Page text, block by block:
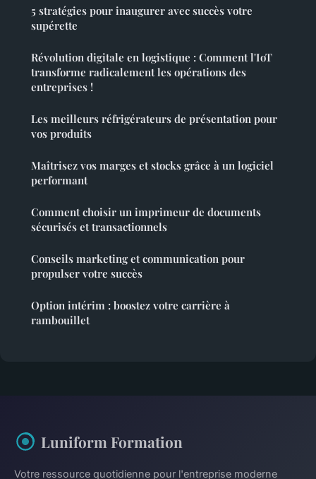
5 stratégies pour inaugurer avec succès votre
supérette
Révolution digitale en logistique : Comment l'IoT
transforme radicalement les opérations des
entreprises !
Les meilleurs réfrigérateurs de présentation pour
vos produits
Maîtrisez vos marges et stocks grâce à un logiciel
performant
Comment choisir un imprimeur de documents
sécurisés et transactionnels
Conseils marketing et communication pour
propulser votre succès
Option intérim : boostez votre carrière à
rambouillet
Luniform Formation
Votre ressource quotidienne pour l'entreprise moderne